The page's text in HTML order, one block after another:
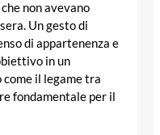
non avevano
Un gesto di
di appartenenza e
in un
il legame tra
fondamentale per il